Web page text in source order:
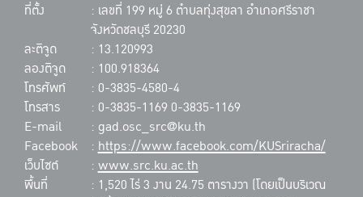
ที่ตั้ง
: เลขที่ 199 หมู่ 6 ตำบลทุ่งสุขลา อำเภอศรีราชา
จังหวัดชลบุรี 20230
ละติจูด
: 13.120993
ลองติจูด
: 100.918364
โทรศัพท์
: 0-3835-4580-4
โทรสาร
: 0-3835-1169 0-3835-1169
E-mail
: gad.osc_src@ku.th
Facebook
:https://www.facebook.com/KUSriracha/
เว็บไซต์
:www.src.ku.ac.th
พื้นที่
: 1,520 ไร่ 3 งาน 24.75 ตารางวา (โดยเป็นบริเวณ